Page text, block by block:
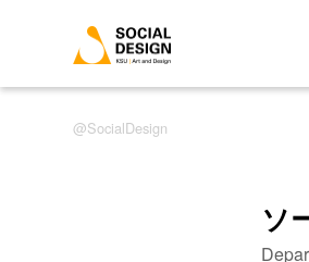
SocialDesign
ソ